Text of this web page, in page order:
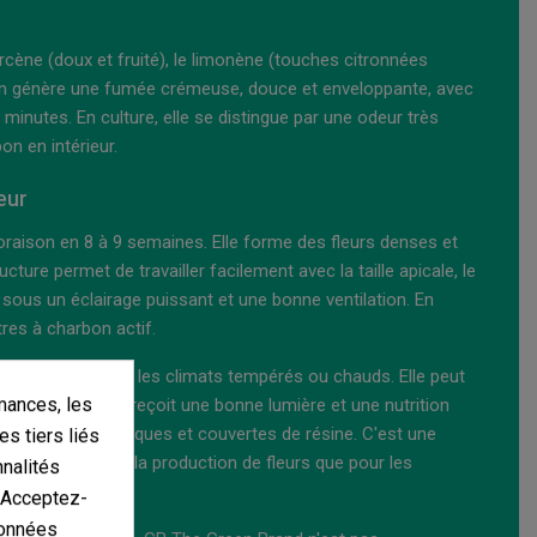
(doux et fruité), le limonène (touches citronnées
une fumée crémeuse, douce et enveloppante, avec
En culture, elle se distingue par une odeur très
en intérieur.
en 8 à 9 semaines. Elle forme des fleurs denses et
permet de travailler facilement avec la taille apicale, le
un éclairage puissant et une bonne ventilation. En
à charbon actif.
surtout dans les climats tempérés ou chauds. Elle peut
plante si elle reçoit une bonne lumière et une nutrition
aromatiques et couvertes de résine. C'est une
bien pour la production de fleurs que pour les
les
tiers liés